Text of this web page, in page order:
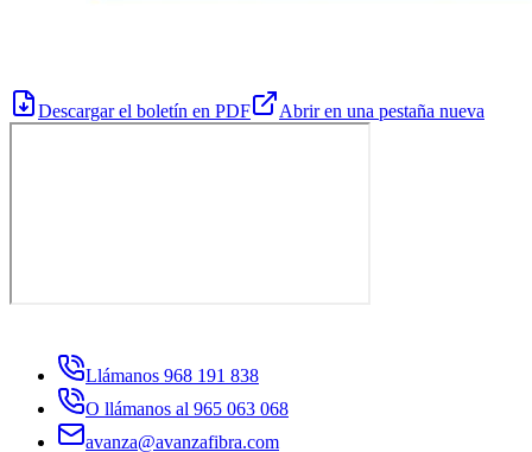
Descargar el boletín en PDF Abrir en una pestaña nueva
Llámanos 968 191 838
O llámanos al 965 063 068
avanza@avanzafibra.com